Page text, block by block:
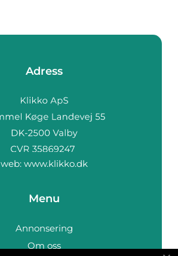
Adress
web: www.klikko.dk
Menu
Annonsering
Om oss